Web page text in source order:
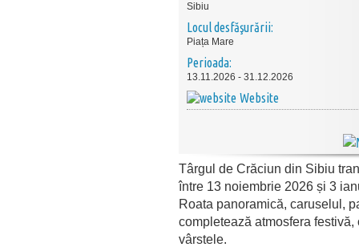
Sibiu
Locul desfăşurării:
Piața Mare
Perioada:
13.11.2026 - 31.12.2026
Website
Târgul de Crăciun din Sibiu
între 13 noiembrie 2026 și 3
Roata panoramică, caruselul,
completează atmosfera
vârstele.